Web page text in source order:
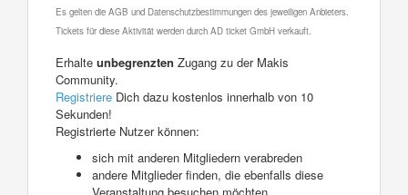
Es gelten die AGB und Datenschutzbestimmungen des jeweiligen Anbieters.
Tickets für diese Aktivität werden durch AD ticket GmbH verkauft.
Erhalte unbegrenzten Zugang zu der Makis
Community.
Registriere Dich dazu kostenlos innerhalb von 10
Sekunden!
Registrierte Nutzer können:
sich mit anderen Mitgliedern verabreden
andere Mitglieder finden, die ebenfalls diese
Veranstaltung besuchen möchten